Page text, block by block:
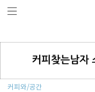
커피와/공간